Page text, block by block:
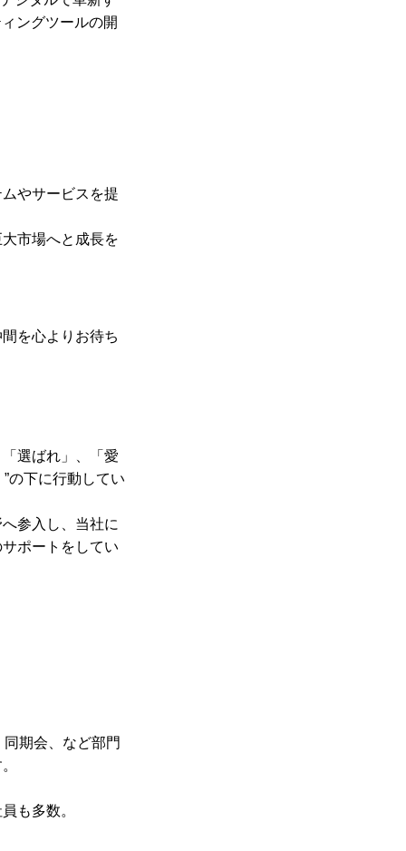
ングツールの開
やサービスを提
市場へと成長を
を心よりお待ち
選ばれ」、「愛
の下に行動してい
参入し、当社に
ポートをしてい
期会、など部門
も多数。